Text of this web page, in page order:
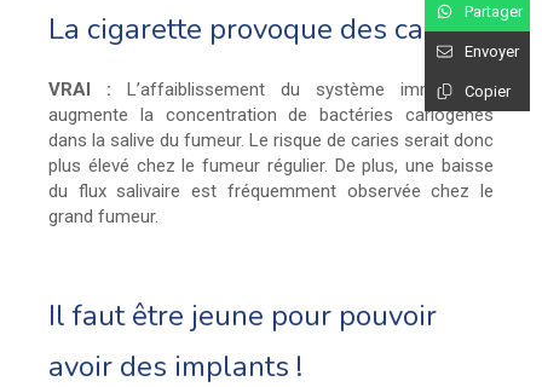
La cigarette provoque des caries
VRAI : L’affaiblissement du système immunitaire
augmente la concentration de bactéries cariogènes
dans la salive du fumeur. Le risque de caries serait donc
plus élevé chez le fumeur régulier. De plus, une baisse
du flux salivaire est fréquemment observée chez le
grand fumeur.
Il faut être jeune pour pouvoir
avoir des implants !
Partager
Envoyer
Copier